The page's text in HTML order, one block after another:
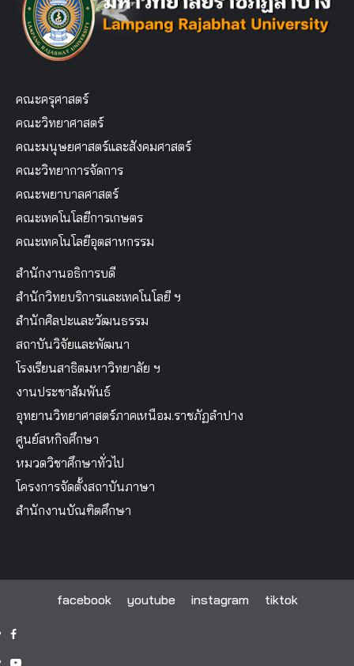
คณะครุศาสตร์
คณะวิทยาศาสตร์
คณะมนุษยศาสตร์และสังคมศาสตร์
คณะวิทยาการจัดการ
คณะพยาบาลศาสตร์
คณะเทคโนโลยีการเกษตร
คณะเทคโนโลยีอุตสาหกรรม
สำนักงานอธิการบดี
สำนักวิทยบริการและเทคโนโลยี ฯ
สำนักศิลปะและวัฒนธรรม
สถาบันวิจัยและพัฒนา
โรงเรียนสาธิตมหาวิทยาลัย ฯ
งานประชาสัมพันธ์
อุทยานวิทยาศาสตร์ภาคเหนือม.ราชภัฏลำปาง
ศูนย์สหกิจศึกษา
หมวดวิชาศึกษาทั่วไป
โครงการจัดตั้งสถาบันภาษา
สำนักงานบัณฑิตศึกษา
facebook youtube instagram tiktok
facebook
youtube